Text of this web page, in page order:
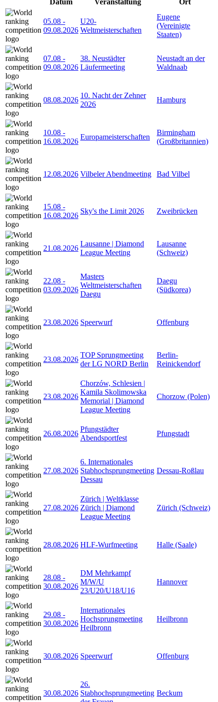
05.08 -
09.08.2026
U20-
Weltmeisterschaften
Eugene
(Vereinigte
Staaten)
07.08 -
09.08.2026
38. Neustädter
Läufermeeting
Neustadt an der
Waldnaab
08.08.2026
10. Nacht der Zehner
2026
Hamburg
10.08 -
16.08.2026
Europameisterschaften
Birmingham
(Großbritannien)
12.08.2026 Vilbeler Abendmeeting Bad Vilbel
15.08 -
16.08.2026
Sky's the Limit 2026 Zweibrücken
21.08.2026
Lausanne | Diamond
League Meeting
Lausanne
(Schweiz)
22.08 -
03.09.2026
Masters
Weltmeisterschaften
Daegu
Daegu
(Südkorea)
23.08.2026 Speerwurf Offenburg
23.08.2026
TOP Sprungmeeting
der LG NORD Berlin
Berlin-
Reinickendorf
23.08.2026
Chorzów, Schlesien |
Kamila Skolimowska
Memorial | Diamond
League Meeting
Chorzow (Polen)
26.08.2026
Pfungstädter
Abendsportfest
Pfungstadt
27.08.2026
6. Internationales
Stabhochsprungmeeting
Dessau
Dessau-Roßlau
27.08.2026
Zürich | Weltklasse
Zürich | Diamond
League Meeting
Zürich (Schweiz)
28.08.2026 HLF-Wurfmeeting Halle (Saale)
28.08 -
30.08.2026
DM Mehrkampf
M/W/U
23/U20/U18/U16
Hannover
29.08 -
30.08.2026
Internationales
Hochsprungmeeting
Heilbronn
Heilbronn
30.08.2026 Speerwurf Offenburg
30.08.2026
26.
Stabhochsprungmeeting Beckum